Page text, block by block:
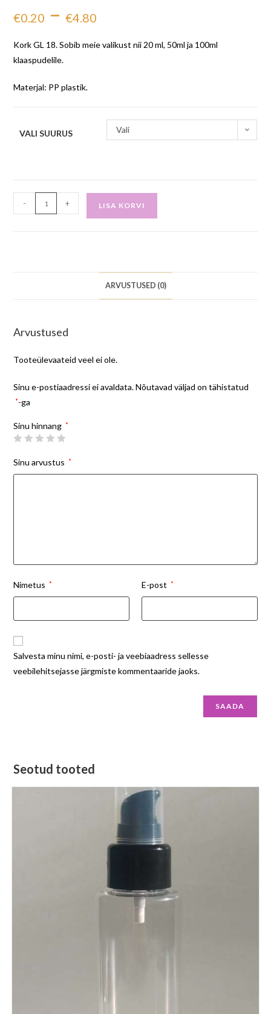
€0.20 – €4.80
Kork GL 18. Sobib meie valikust nii 20 ml, 50ml ja 100ml
klaaspudelile.
Materjal: PP plastik.
VALI SUURUS Vali
- + LISA KORVI
ARVUSTUSED (0)
Arvustused
Tooteülevaateid veel ei ole.
Sinu e-postiaadressi ei avaldata. Nõutavad väljad on tähistatud
*-ga
Sinu hinnang *
Sinu arvustus *
Nimetus * E-post *
Salvesta minu nimi, e-posti- ja veebiaadress sellesse
veebilehitsejasse järgmiste kommentaaride jaoks.
Seotud tooted